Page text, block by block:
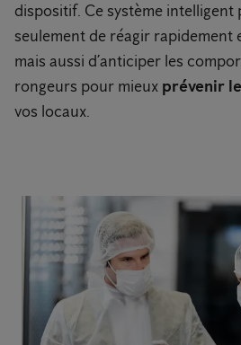
dispositif. Ce système intelligent
seulement de réagir rapidement
mais aussi d’anticiper les
rongeurs pour mieux prévenir
vos locaux.